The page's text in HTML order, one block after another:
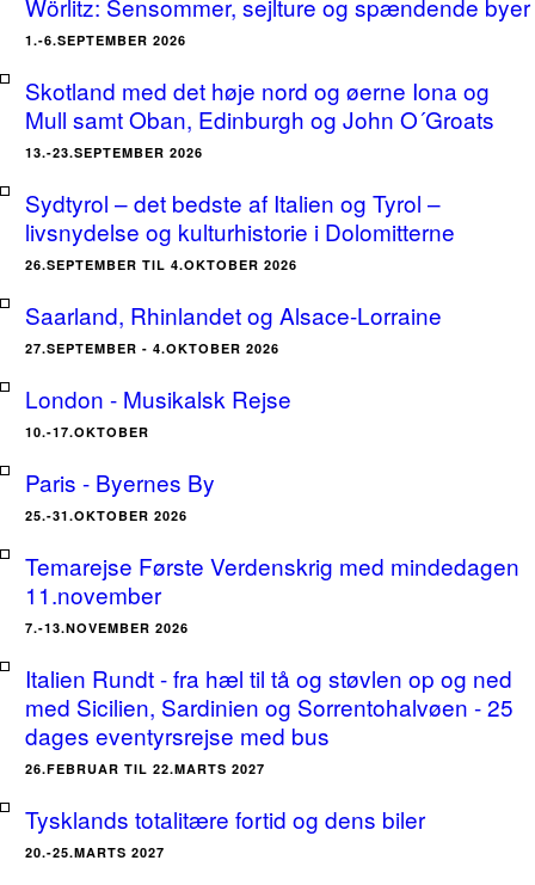
Wörlitz: Sensommer, sejlture og spændende byer
1.-6.SEPTEMBER 2026
Skotland med det høje nord og øerne Iona og
Mull samt Oban, Edinburgh og John O´Groats
13.-23.SEPTEMBER 2026
Sydtyrol – det bedste af Italien og Tyrol –
livsnydelse og kulturhistorie i Dolomitterne
26.SEPTEMBER TIL 4.OKTOBER 2026
Saarland, Rhinlandet og Alsace-Lorraine
27.SEPTEMBER - 4.OKTOBER 2026
London - Musikalsk Rejse
10.-17.OKTOBER
Paris - Byernes By
25.-31.OKTOBER 2026
Temarejse Første Verdenskrig med mindedagen
11.november
7.-13.NOVEMBER 2026
Italien Rundt - fra hæl til tå og støvlen op og ned
med Sicilien, Sardinien og Sorrentohalvøen - 25
dages eventyrsrejse med bus
26.FEBRUAR TIL 22.MARTS 2027
Tysklands totalitære fortid og dens biler
20.-25.MARTS 2027